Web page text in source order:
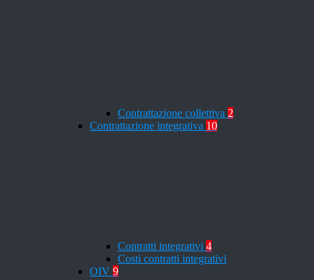
Contrattazione collettiva 2
Contrattazione integrativa 10
Contratti integrativi 4
Costi contratti integrativi
OIV 9